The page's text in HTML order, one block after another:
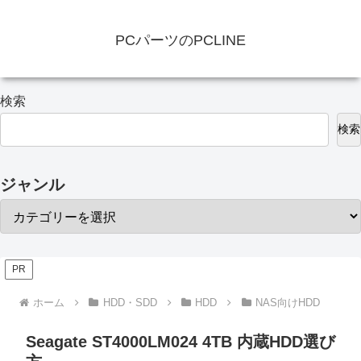
PCパーツのPCLINE
検索
検索
ジャンル
PR
ホーム HDD・SDD HDD NAS向けHDD
Seagate ST4000LM024 4TB 内蔵HDD選び